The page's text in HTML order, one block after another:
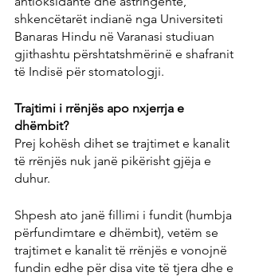
shkencëtarët indianë nga Universiteti
Banaras Hindu në Varanasi studiuan
gjithashtu përshtatshmërinë e shafranit
të Indisë për stomatologji.
Trajtimi i rrënjës apo nxjerrja e
dhëmbit?
Prej kohësh dihet se trajtimet e kanalit
të rrënjës nuk janë pikërisht gjëja e
duhur.
Shpesh ato janë fillimi i fundit (humbja
përfundimtare e dhëmbit), vetëm se
trajtimet e kanalit të rrënjës e vonojnë
fundin edhe për disa vite të tjera dhe e